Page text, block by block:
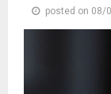
posted on 08/